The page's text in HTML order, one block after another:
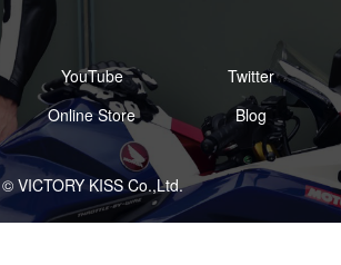
YouTube
Twitter
Online Store Blog
© VICTORY KISS Co.,Ltd.